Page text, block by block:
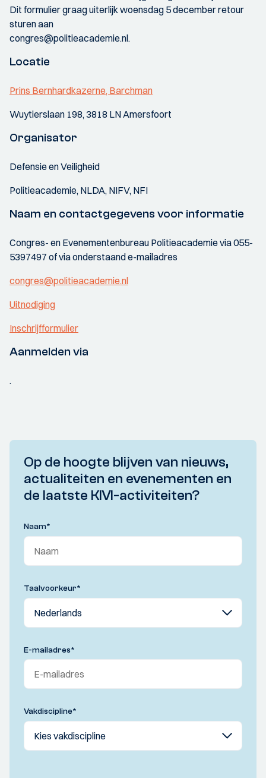
Dit formulier graag uiterlijk woensdag 5 december retour
sturen aan
congres@politieacademie.nl.
Locatie
Prins Bernhardkazerne, Barchman
Wuytierslaan 198, 3818 LN Amersfoort
Organisator
Defensie en Veiligheid
Politieacademie, NLDA, NIFV, NFI
Naam en contactgegevens voor informatie
Congres- en Evenementenbureau Politieacademie via 055-
5397497 of via onderstaand e-mailadres
congres@politieacademie.nl
Uitnodiging
Inschrijfformulier
Aanmelden via
.
Op de hoogte blijven van nieuws,
actualiteiten en evenementen en
de laatste KIVI-activiteiten?
Naam*
Taalvoorkeur*
E-mailadres*
Vakdiscipline*